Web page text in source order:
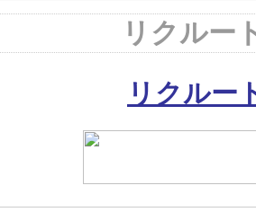
リクルー
リクルー